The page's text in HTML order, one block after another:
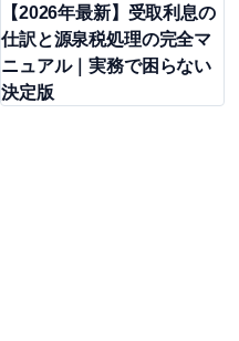
【2026年最新】受取利息の
仕訳と源泉税処理の完全マ
ニュアル｜実務で困らない
決定版